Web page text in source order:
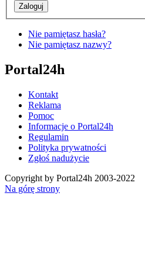
Nie pamiętasz hasła?
Nie pamiętasz nazwy?
Portal24h
Kontakt
Reklama
Pomoc
Informacje o Portal24h
Regulamin
Polityka prywatności
Zgłoś nadużycie
Copyright by Portal24h 2003-2022
Na górę strony